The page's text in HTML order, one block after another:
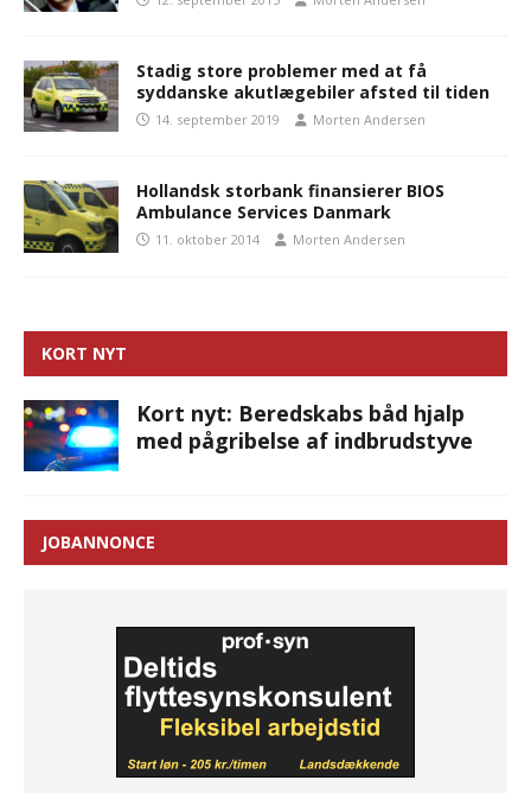
Stadig store problemer med at få
syddanske akutlægebiler afsted til tiden
14. september 2019 Morten Andersen
Hollandsk storbank finansierer BIOS
Ambulance Services Danmark
11. oktober 2014 Morten Andersen
KORT NYT
Kort nyt: Beredskabs båd hjalp
med pågribelse af indbrudstyve
JOBANNONCE